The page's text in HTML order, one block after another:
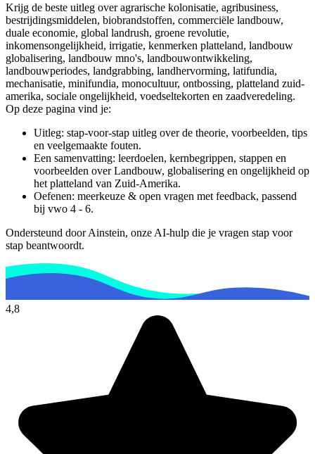
Krijg de beste uitleg over agrarische kolonisatie, agribusiness,
bestrijdingsmiddelen, biobrandstoffen, commerciële landbouw,
duale economie, global landrush, groene revolutie,
inkomensongelijkheid, irrigatie, kenmerken platteland, landbouw
globalisering, landbouw mno's, landbouwontwikkeling,
landbouwperiodes, landgrabbing, landhervorming, latifundia,
mechanisatie, minifundia, monocultuur, ontbossing, platteland zuid-
amerika, sociale ongelijkheid, voedseltekorten en zaadveredeling.
Op deze pagina vind je:
Uitleg: stap-voor-stap uitleg over de theorie, voorbeelden, tips
en veelgemaakte fouten.
Een samenvatting: leerdoelen, kernbegrippen, stappen en
voorbeelden overLandbouw, globalisering en ongelijkheid op
het platteland van Zuid-Amerika.
Oefenen: meerkeuze & open vragen met feedback, passend
bij vwo 4 - 6.
Ondersteund door Ainstein, onze AI-hulp die je vragen stap voor
stap beantwoordt.
4,8